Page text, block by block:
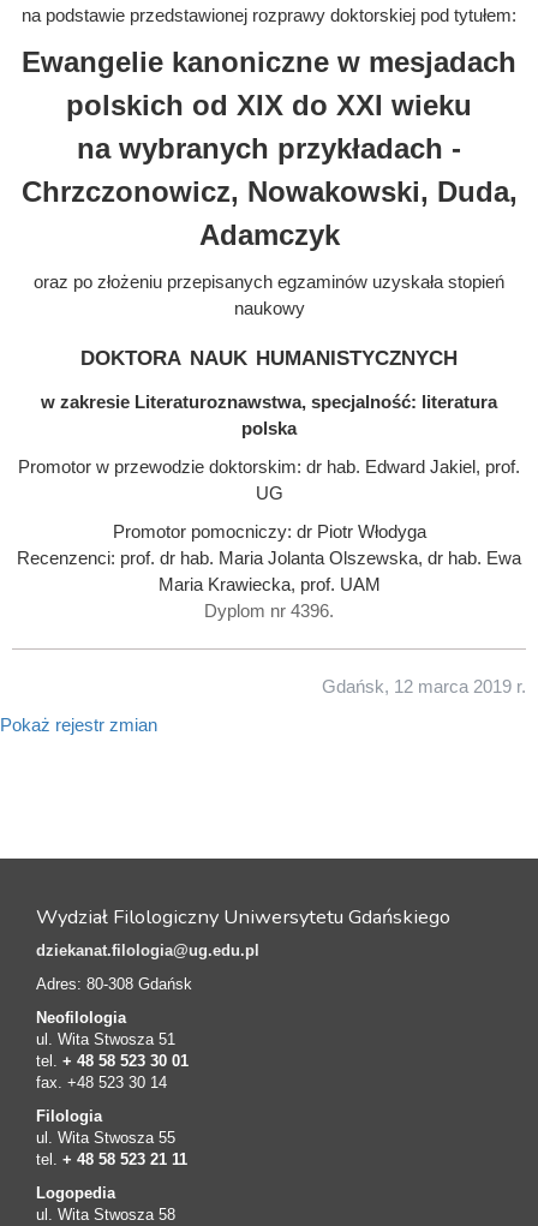
na podstawie przedstawionej rozprawy doktorskiej pod tytułem:
Ewangelie kanoniczne w mesjadach
polskich od XIX do XXI wieku
na wybranych przykładach -
Chrzczonowicz, Nowakowski, Duda,
Adamczyk
oraz po złożeniu przepisanych egzaminów uzyskała stopień
naukowy
doktora nauk humanistycznych
w zakresie Literaturoznawstwa, specjalność: literatura
polska
Promotor w przewodzie doktorskim: dr hab. Edward Jakiel, prof.
UG
Promotor pomocniczy: dr Piotr Włodyga
Recenzenci: prof. dr hab. Maria Jolanta Olszewska, dr hab. Ewa
Maria Krawiecka, prof. UAM
Dyplom nr 4396.
Gdańsk, 12 marca 2019 r.
Pokaż rejestr zmian
Wydział Filologiczny Uniwersytetu Gdańskiego
dziekanat.filologia@ug.edu.pl
Adres: 80-308 Gdańsk
Neofilologia
ul. Wita Stwosza 51
tel. + 48 58 523 30 01
fax. +48 523 30 14
Filologia
ul. Wita Stwosza 55
tel. + 48 58 523 21 11
Logopedia
ul. Wita Stwosza 58